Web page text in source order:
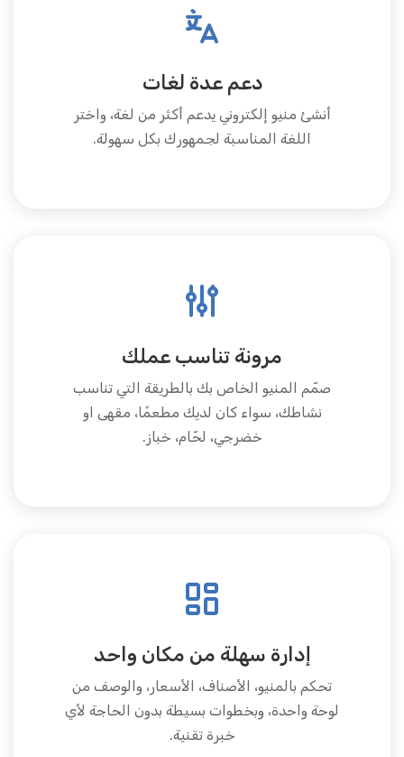
دعم عدة لغات
أنشئ منيو إلكتروني يدعم أكثر من لغة، واختر
اللغة المناسبة لجمهورك بكل سهولة.
مرونة تناسب عملك
صمّم المنيو الخاص بك بالطريقة التي تناسب
نشاطك، سواء كان لديك مطعمًا، مقهى او
خضرجي، لحّام، خباز.
إدارة سهلة من مكان واحد
تحكم بالمنيو، الأصناف، الأسعار، والوصف من
لوحة واحدة، وبخطوات بسيطة بدون الحاجة لأي
خبرة تقنية.